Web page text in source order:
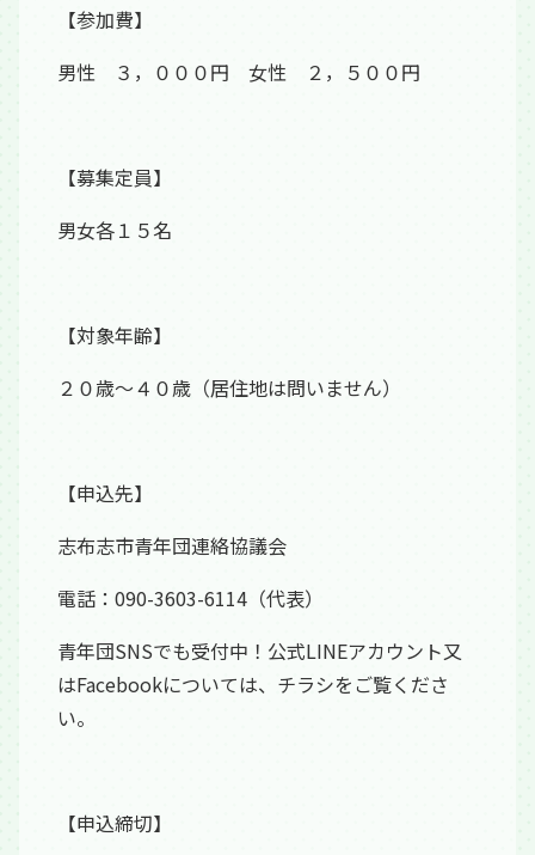
【参加費】
男性 ３，０００円 女性 ２，５００円
【募集定員】
男女各１５名
【対象年齢】
２０歳～４０歳（居住地は問いません）
【申込先】
志布志市青年団連絡協議会
電話：090-3603-6114（代表）
青年団SNSでも受付中！公式LINEアカウント又
はFacebookについては、チラシをご覧くださ
い。
【申込締切】